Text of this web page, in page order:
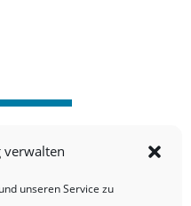
verwalten
unseren Service zu